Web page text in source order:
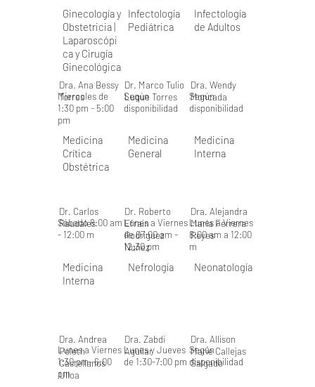
Ginecología y
Obstetricia |
Laparoscópi
ca y Cirugía
Ginecológica
Miercoles de
1:30 pm - 5:00
pm
Dra. Ana Bessy
Torres
Infectología
Pediátrica
Según
disponibilidad
Dr. Marco Tulio
Luque Torres
Infectología
de Adultos
Según
disponibilidad
Dra. Wendy
Moncada
Medicina
Crítica
Obstétrica
Sábado 8:00 am
- 12:00 m
Dr. Carlos
Raudales
Medicina
General
Lunes a Viernes
de 07:00 am -
12:30 pm
Dr. Roberto
Efrain
Rodriguez
Nuñez
Medicina
Interna
Lunes a Viernes
8:00 am a 12:00
m
Dra. Alejandra
María Ferrera
Reyes
Medicina
Interna
Lunes a Viernes
1:30 pm- 6:00
pm
Dra. Andrea
Poleth
Castellanos
Ulloa
Nefrología
Lunes y Jueves
de 1:30-7:00 pm
Dra. Zabdi
Aguilar
Neonatología
Según
disponibilidad
Dra. Allison
Marie Callejas
Salgado